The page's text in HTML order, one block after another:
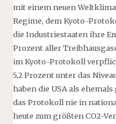
mit einem neuen
Regime, dem Kyoto-
die Industriestaaten ihre
Prozent aller
im Kyoto-Protokoll
5,2 Prozent unter das
haben die USA als
das Protokoll nie in
heute zum größten CO2-